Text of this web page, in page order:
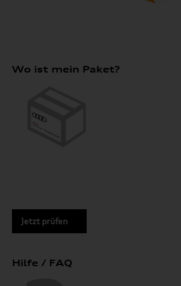
Wo ist mein Paket?
Jetzt prüfen
Hilfe / FAQ